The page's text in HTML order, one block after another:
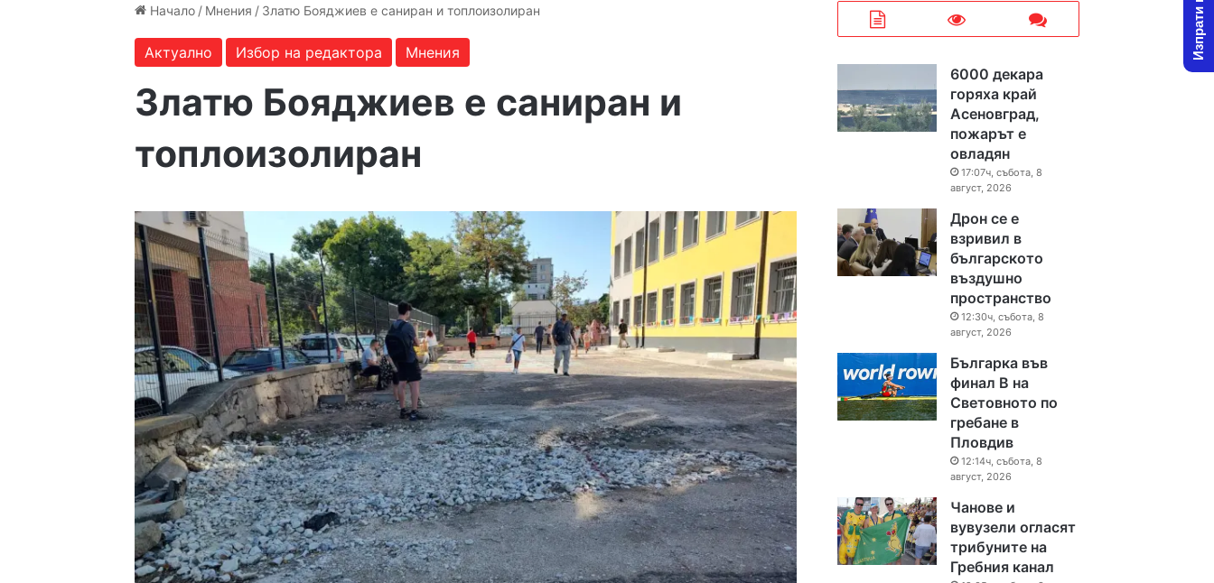
Начало / Мнения / Златю Бояджиев е саниран и топлоизолиран
Актуално Избор на редактора Мнения
Златю Бояджиев е саниран и
топлоизолиран
6000 декара
горяха край
Асеновград,
пожарът е
овладян
17:07ч, събота, 8
август, 2026
Дрон се е
взривил в
българското
въздушно
пространство
12:30ч, събота, 8
август, 2026
Българка във
финал B на
Световното по
гребане в
Пловдив
12:14ч, събота, 8
август, 2026
Чанове и
вувузели огласят
трибуните на
Гребния канал